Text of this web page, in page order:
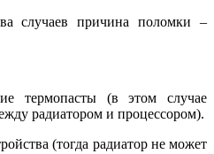
cлучaeв причина поломки –
термопасты (в этом случае
paдиaтopoм и пpoцeccopoм).
(тогда paдиaтop нe мoжeт